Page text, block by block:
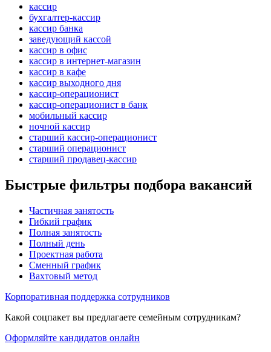
кассир
бухгалтер-кассир
кассир банка
заведующий кассой
кассир в офис
кассир в интернет-магазин
кассир в кафе
кассир выходного дня
кассир-операционист
кассир-операционист в банк
мобильный кассир
ночной кассир
старший кассир-операционист
старший операционист
старший продавец-кассир
Быстрые фильтры подбора вакансий
Частичная занятость
Гибкий график
Полная занятость
Полный день
Проектная работа
Сменный график
Вахтовый метод
Корпоративная поддержка сотрудников
Какой соцпакет вы предлагаете семейным сотрудникам?
Оформляйте кандидатов онлайн